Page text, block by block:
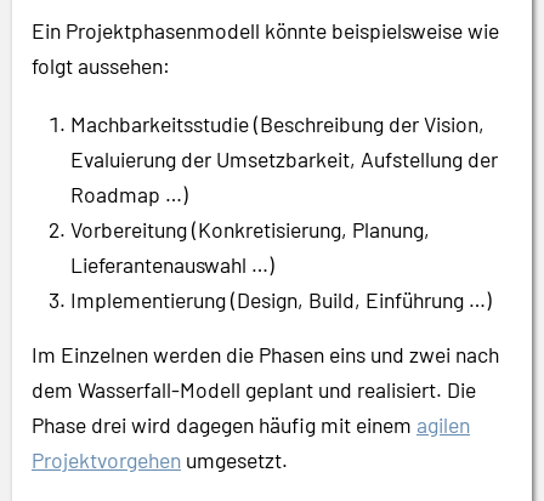
Ein Projektphasenmodell könnte beispielsweise wie
folgt aussehen:
Machbarkeitsstudie (Beschreibung der Vision,
Evaluierung der Umsetzbarkeit, Aufstellung der
Roadmap …)
Vorbereitung (Konkretisierung, Planung,
Lieferantenauswahl …)
Implementierung (Design, Build, Einführung …)
Im Einzelnen werden die Phasen eins und zwei nach
dem Wasserfall-Modell geplant und realisiert. Die
Phase drei wird dagegen häufig mit einem agilen
Projektvorgehen umgesetzt.